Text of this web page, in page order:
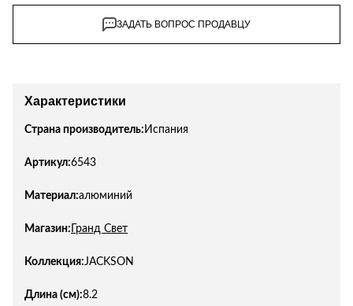
ЗАДАТЬ ВОПРОС ПРОДАВЦУ
Характеристики
Страна производитель: Испания
Артикул:6543
Материал:алюминий
Магазин: Гранд Свет
Коллекция:JACKSON
Длина (см):8.2